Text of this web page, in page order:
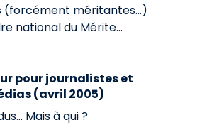
(forcément méritantes...)
national du Mérite...
pour journalistes et
(avril 2005)
Mais à qui ?